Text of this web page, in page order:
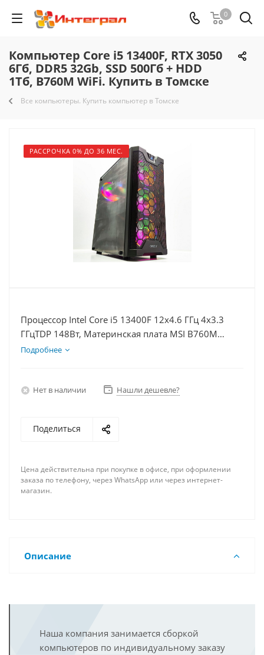
0
Компьютер Core i5 13400F, RTX 3050
6Гб, DDR5 32Gb, SSD 500Гб + HDD
1Тб, B760M WiFi. Купить в Томске
Все компьютеры. Купить компьютер в Томске
РАССРОЧКА 0% ДО 36 МЕС.
Процессор Intel Core i5 13400F 12x4.6 ГГц 4x3.3
ГГцTDP 148Вт, Материнская плата MSI B760M
BOMBER WIFI D5, Видеокарта RTX 3050 6Гб, Память
Подробнее
Нет в наличии Нашли дешевле?
Поделиться
Цена действительна при покупке в офисе, при оформлении
заказа по телефону, через WhatsApp или через интернет-
магазин.
Описание
Наша компания занимается сборкой
компьютеров по индивидуальному заказу